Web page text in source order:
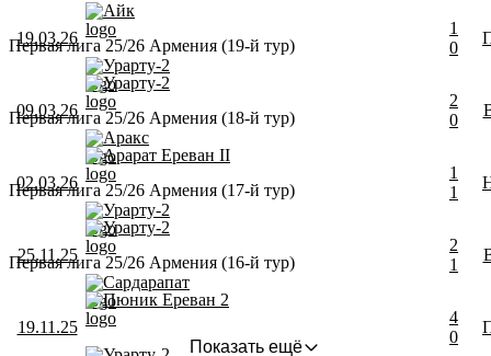
19.03.26
Айк
Урарту-2
1
0
Первая лига 25/26 Армения (19-й тур)
09.03.26
Урарту-2
Аракс
2
0
Первая лига 25/26 Армения (18-й тур)
02.03.26
Арарат Ереван II
Урарту-2
1
1
Первая лига 25/26 Армения (17-й тур)
25.11.25
Урарту-2
Сардарапат
2
1
Первая лига 25/26 Армения (16-й тур)
19.11.25
Пюник Ереван 2
4
0
Показать ещё